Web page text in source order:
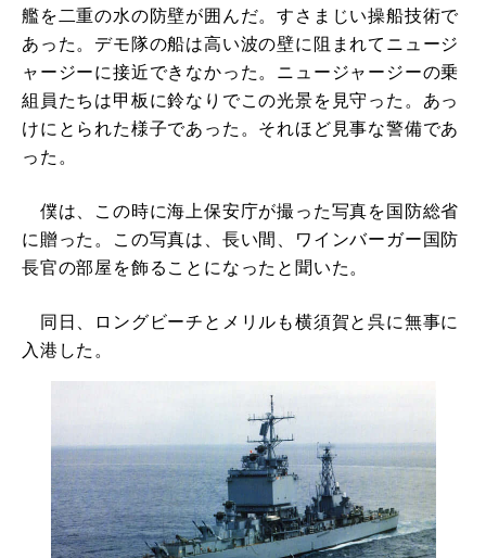
艦を二重の水の防壁が囲んだ。すさまじい操船技術で
あった。デモ隊の船は高い波の壁に阻まれてニュージ
ャージーに接近できなかった。ニュージャージーの乗
組員たちは甲板に鈴なりでこの光景を見守った。あっ
けにとられた様子であった。それほど見事な警備であ
った。
僕は、この時に海上保安庁が撮った写真を国防総省
に贈った。この写真は、長い間、ワインバーガー国防
長官の部屋を飾ることになったと聞いた。
同日、ロングビーチとメリルも横須賀と呉に無事に
入港した。